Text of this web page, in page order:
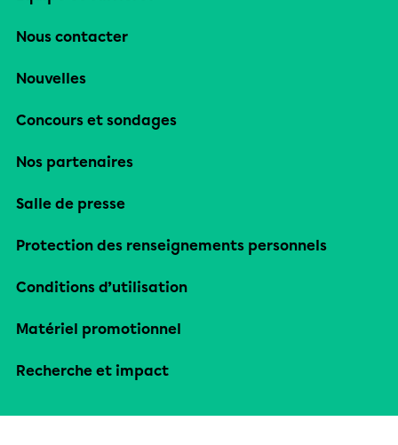
Nous contacter
Nouvelles
Concours et sondages
Nos partenaires
Salle de presse
Protection des renseignements personnels
Conditions d’utilisation
Matériel promotionnel
Recherche et impact